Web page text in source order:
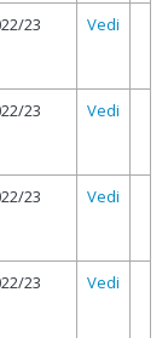
23 Vedi
23 Vedi
23 Vedi
23 Vedi